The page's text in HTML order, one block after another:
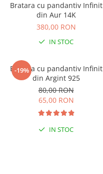
Bratara cu pandantiv Infinit
din Aur 14K
380,00 RON
IN STOC
-19%
Bratara cu pandantiv Infinit
din Argint 925
80,00 RON
65,00 RON
IN STOC